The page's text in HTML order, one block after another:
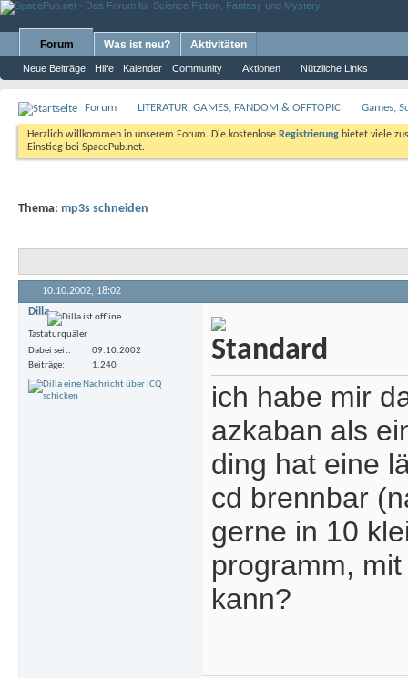
Forum
Neue Beiträge Hilfe Kalender Community Aktionen Nützliche Links
Was ist neu? Aktivitäten
Forum LITERATUR, GAMES, FANDOM & OFFTOPIC Games,
Herzlich willkommen in unserem Forum. Die kostenlose Registrierung bietet viele
Einstieg bei SpacePub.net.
Thema: mp3s schneiden
10.10.2002, 18:02
Dilla
Tastaturquäler
Dabei seit
09.10.2002
Beiträge
1.240
ich habe mir
azkaban als
ding hat eine
cd brennbar
gerne in 10
programm,
kann?